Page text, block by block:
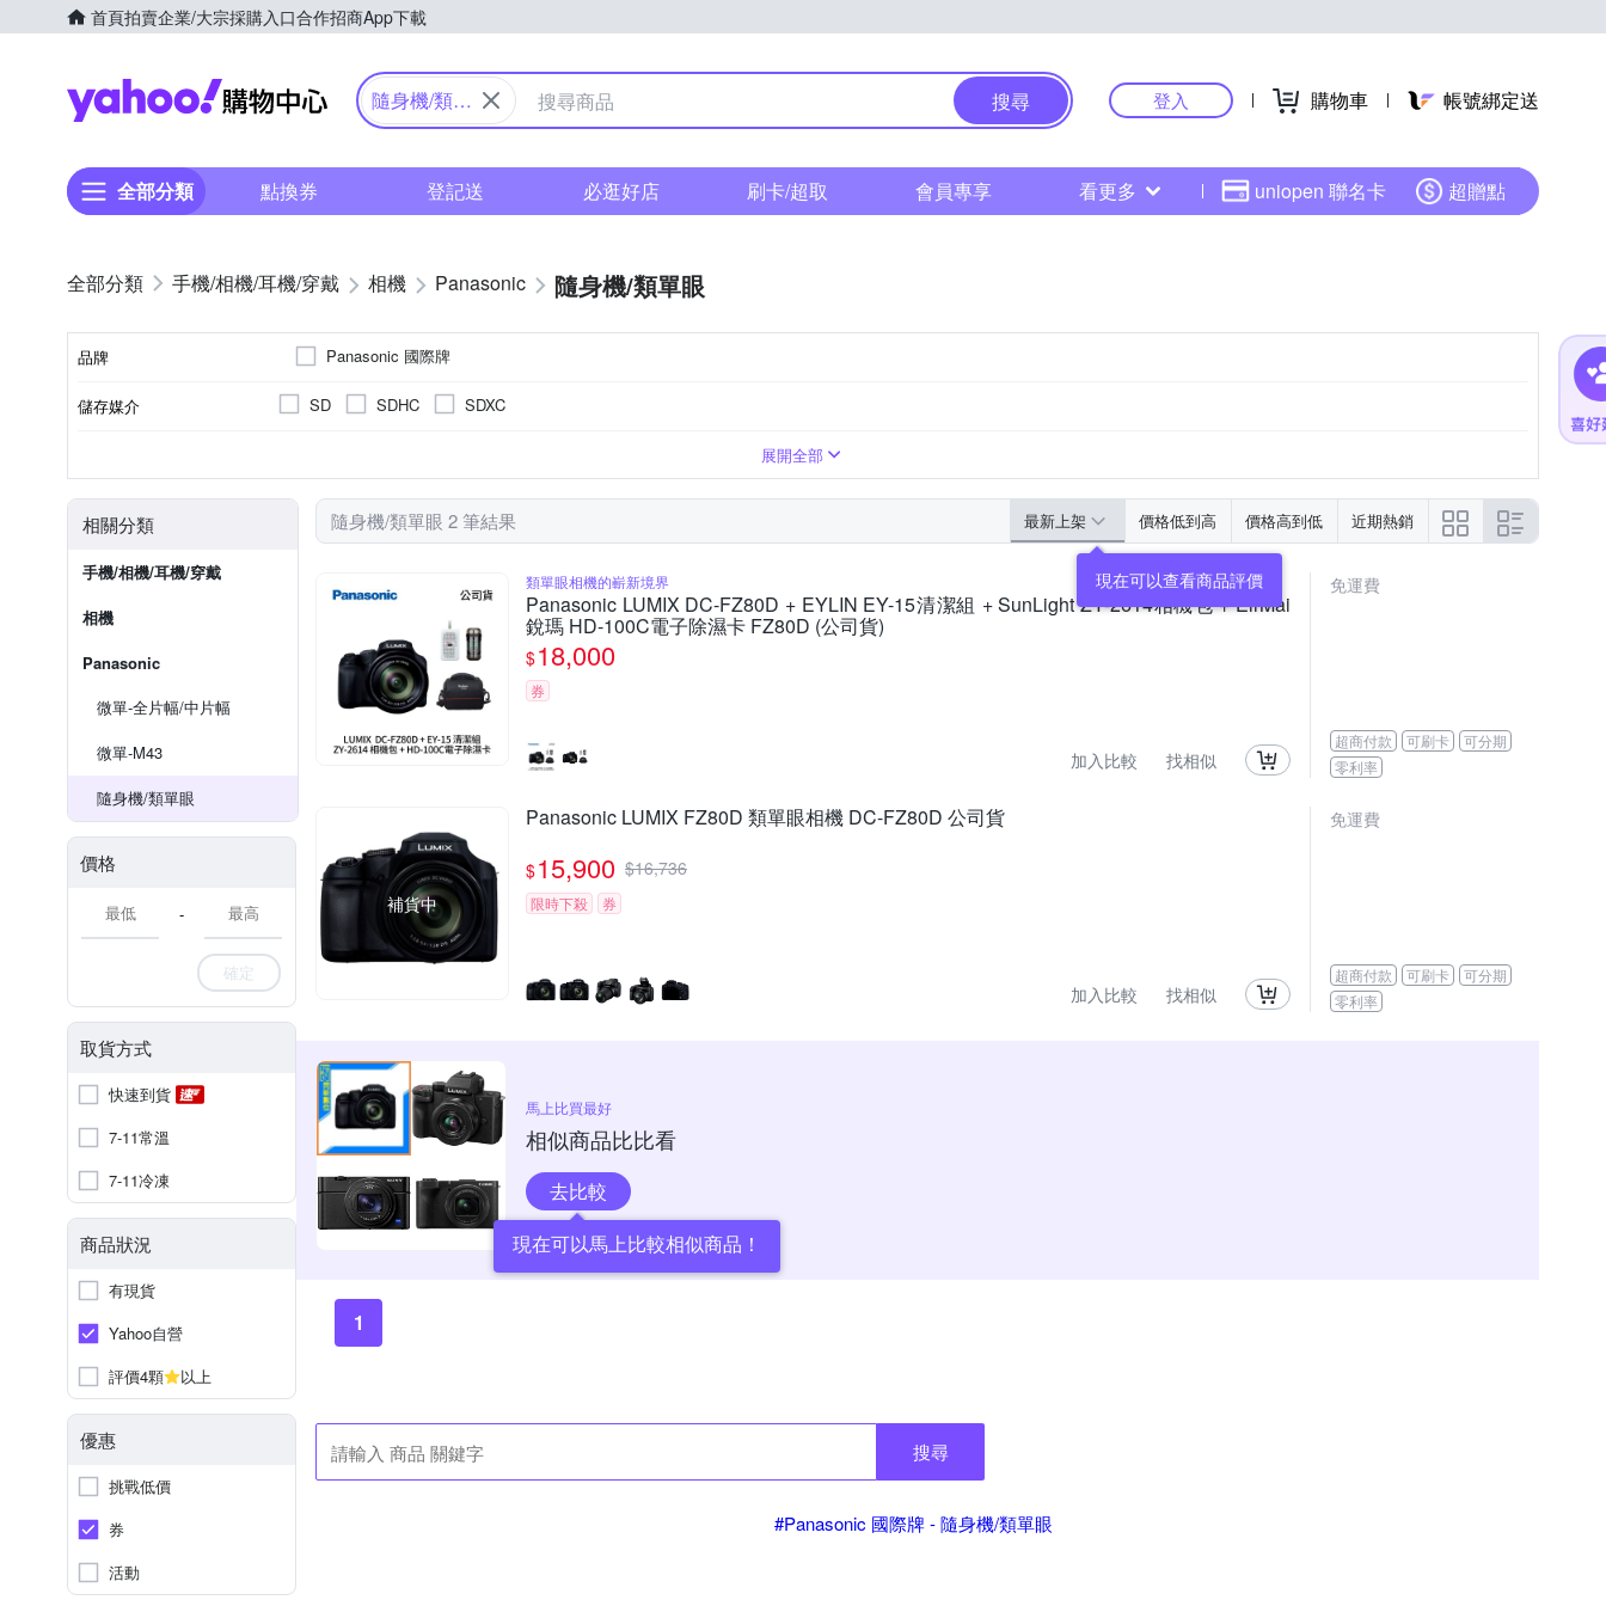
首頁拍賣企業/大宗採購入口合作招商App下載
Yahoo購物中心
隨身機/類單
搜尋 登入 購物車 帳號綁定送
全部分類 點換券 登記送 必逛好店 刷卡/超取 會員專享 看更多 uniopen 聯名卡 超贈點
手機/相機/耳機/穿戴 相機 Panasonic 隨身機/類單眼
品牌 Panasonic 國際牌
儲存媒介 SD SDHC SDXC
展開全部
相關分類
手機/相機/耳機/穿戴
相機
Panasonic
微單-全片幅/中片幅
微單-M43
隨身機/類單眼
價格
-
確定
取貨方式
快速到貨
7-11常溫
7-11冷凍
商品狀況
有現貨
Yahoo自營
評價4顆
以上
優惠
挑戰低價
券
活動
隨身機/類單眼 2 筆結果 最新上架 價格低到高 價格高到低 近期熱銷
現在可以查看商品評價
類單眼相機的嶄新境界
Panasonic LUMIX DC-FZ80D + EYLIN EY-15清潔組 + SunLight ZY-2614相機包 + EirMai
銳瑪 HD-100C電子除濕卡 FZ80D (公司貨)
$18,000
券
加入比較 找相似
免運費
超商付款 可刷卡
可分期
零利率
補貨中
Panasonic LUMIX FZ80D 類單眼相機 DC-FZ80D 公司貨
$15,900 $16,736
限時下殺 券
加入比較 找相似
免運費
超商付款 可刷卡
可分期
零利率
馬上比買最好
相似商品比比看
去比較
現在可以馬上比較相似商品！
1
搜尋
#Panasonic 國際牌 - 隨身機/類單眼